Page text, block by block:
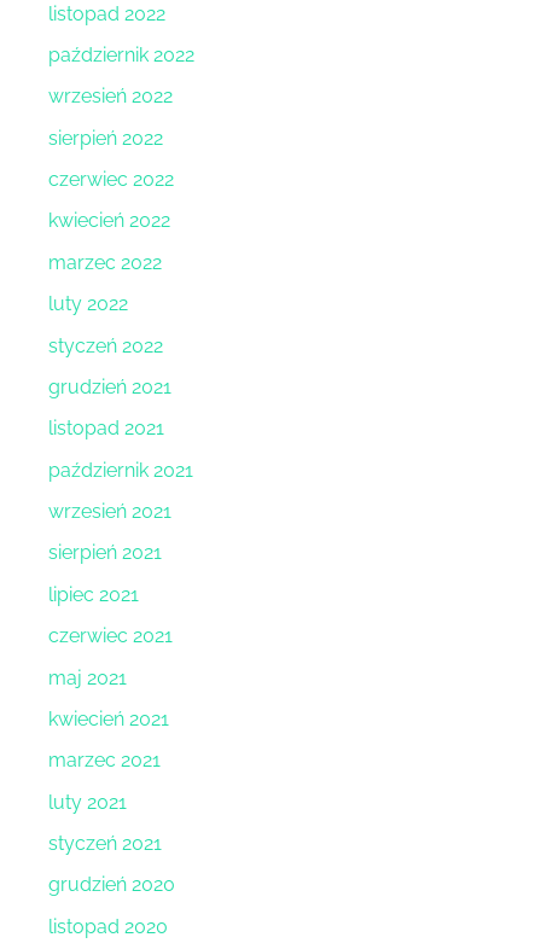
listopad 2022
październik 2022
wrzesień 2022
sierpień 2022
czerwiec 2022
kwiecień 2022
marzec 2022
luty 2022
styczeń 2022
grudzień 2021
listopad 2021
październik 2021
wrzesień 2021
sierpień 2021
lipiec 2021
czerwiec 2021
maj 2021
kwiecień 2021
marzec 2021
luty 2021
styczeń 2021
grudzień 2020
listopad 2020